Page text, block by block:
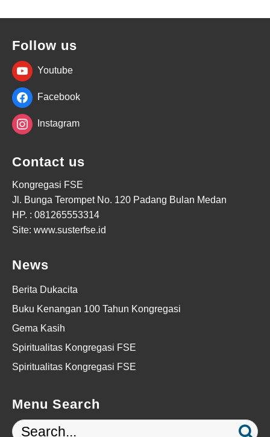
Assisi
Follow us
Youtube
Facebook
Instagram
Contact us
Kongregasi FSE
Jl. Bunga Terompet No. 120 Padang Bulan Medan
HP. : 081265553314
Site: www.susterfse.id
News
Berita Dukacita
Buku Kenangan 100 Tahun Kongregasi
Gema Kasih
Spiritualitas Kongregasi FSE
Spiritualitas Kongregasi FSE
Menu Search